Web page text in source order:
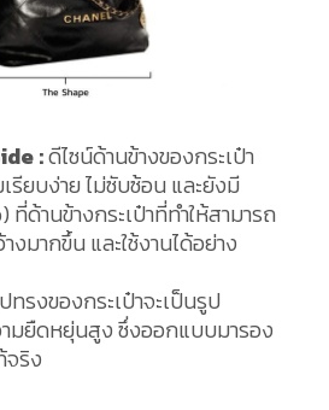
:ดีไซน์ด้านข้างของกระเป๋า
รียบง่าย ไม่ซับซ้อน และยังมี
ด้านข้างกระเป๋าที่ทำให้สามารถ
งมากขึ้น และใช้งานได้อย่าง
ทรงของกระเป๋าจะเป็นรูป
มยืดหยุ่นสูง ซึ่งออกแบบมารอง
จริง